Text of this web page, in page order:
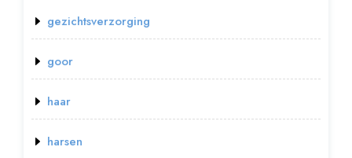
gezichtsverzorging
goor
haar
harsen